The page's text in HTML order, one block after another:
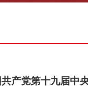
产党第十九届中